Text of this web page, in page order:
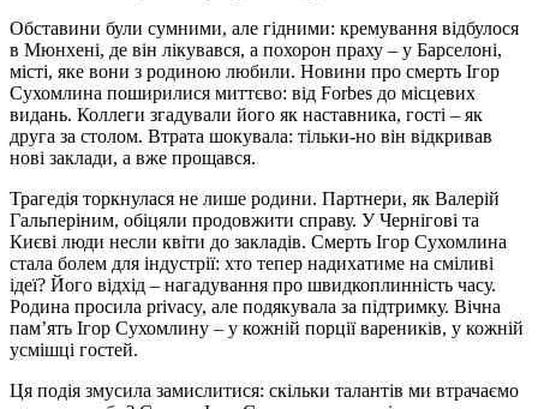
Обставини були сумними, але гідними: кремування відбулося
в Мюнхені, де він лікувався, а похорон праху – у Барселоні,
місті, яке вони з родиною любили. Новини про смерть Ігор
Сухомлина поширилися миттєво: від Forbes до місцевих
видань. Коллеги згадували його як наставника, гості – як
друга за столом. Втрата шокувала: тільки-но він відкривав
нові заклади, а вже прощався.
Трагедія торкнулася не лише родини. Партнери, як Валерій
Гальперіним, обіцяли продовжити справу. У Чернігові та
Києві люди несли квіти до закладів. Смерть Ігор Сухомлина
стала болем для індустрії: хто тепер надихатиме на сміливі
ідеї? Його відхід – нагадування про швидкоплинність часу.
Родина просила privacy, але подякувала за підтримку. Вічна
пам’ять Ігор Сухомлину – у кожній порції вареників, у кожній
усмішці гостей.
Ця подія змусила замислитися: скільки талантів ми втрачаємо